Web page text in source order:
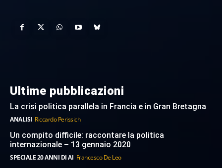
Ultime pubblicazioni
La crisi politica parallela in Francia e in Gran Bretagna
ANALISI Riccardo Perissich
Un compito difficile: raccontare la politica
internazionale – 13 gennaio 2020
SPECIALE 20 ANNI DI AI Francesco De Leo